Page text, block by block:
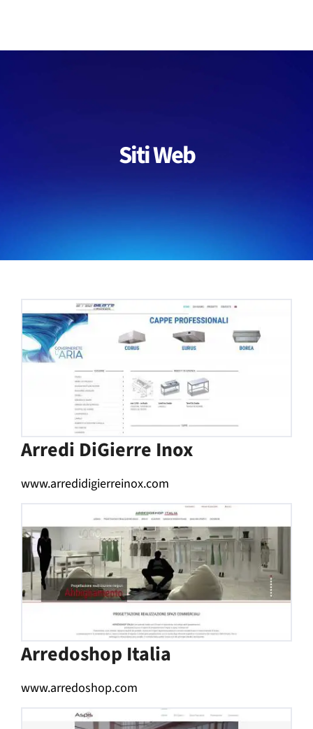
contenuto
Siti Web
Arredi DiGierre Inox
www.arredidigierreinox.com
Arredoshop Italia
www.arredoshop.com